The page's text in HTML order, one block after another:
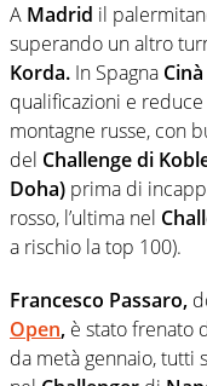
A Madrid il
superando un altro
Korda. In Spagna Cinà
qualificazioni e
montagne russe, con
del Challenge di
Doha) prima di
rosso, l’ultima nel
a rischio la top 100).
Francesco Passaro,
Open, è stato frenato
da metà gennaio, tutti